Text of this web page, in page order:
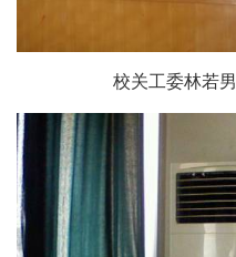
校关工委林若男